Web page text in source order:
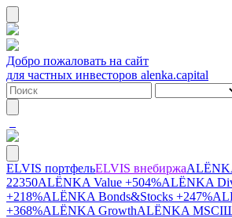
Добро пожаловать на сайт
для частных инвесторов alenka.capital
ELVIS портфельELVIS внебиржа
22350ALЁNKA Value +504%ALЁNKA
+218%ALЁNKA Bonds&Stocks +247%
+368%ALЁNKA GrowthALЁNKA MSCI